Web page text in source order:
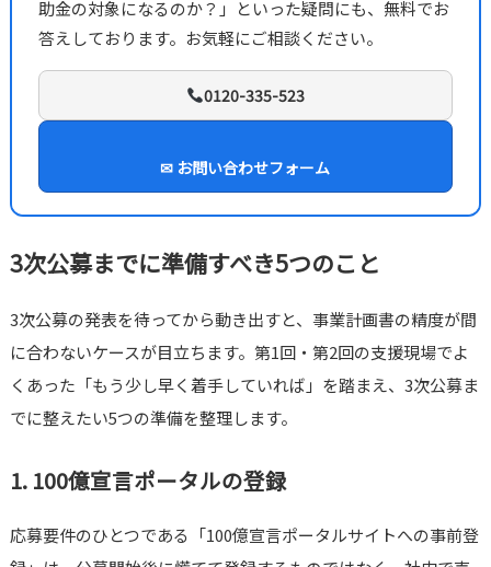
助金の対象になるのか？」といった疑問にも、無料でお
答えしております。お気軽にご相談ください。
0120-335-523
✉ お問い合わせフォーム
3次公募までに準備すべき5つのこと
3次公募の発表を待ってから動き出すと、事業計画書の精度が間
に合わないケースが目立ちます。第1回・第2回の支援現場でよ
くあった「もう少し早く着手していれば」を踏まえ、3次公募ま
でに整えたい5つの準備を整理します。
1. 100億宣言ポータルの登録
応募要件のひとつである「100億宣言ポータルサイトへの事前登